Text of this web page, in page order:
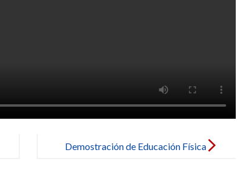
Demostración de Educación Física